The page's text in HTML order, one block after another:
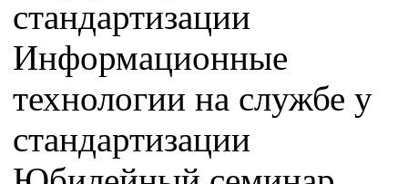
стандартизации
Информационные
технологии на службе у
стандартизации